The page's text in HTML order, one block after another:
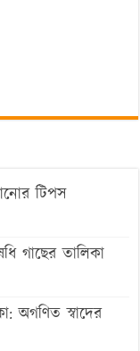
টিপস
গাছের তালিকা
অগণিত স্বাদের